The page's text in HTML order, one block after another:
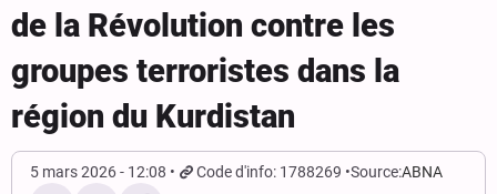
de la Révolution contre les
groupes terroristes dans la
région du Kurdistan
5 mars 2026 - 12:08 Code d'info: 1788269 Source:ABNA